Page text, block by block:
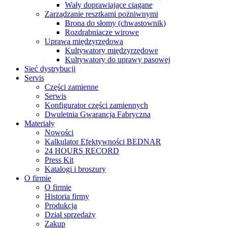
Wały doprawiające ciągane
Zarządzanie resztkami pożniwnymi
Brona do słomy (chwastownik)
Rozdrabniacze wirowe
Uprawa międzyrzędowa
Kultywatory międzyrzędowe
Kultywatory do uprawy pasowej
Sieć dystrybucji
Servis
Części zamienne
Serwis
Konfigurator części zamiennych
Dwuletnia Gwarancja Fabryczna
Materiały
Nowości
Kalkulator Efektywności BEDNAR
24 HOURS RECORD
Press Kit
Katalogi i broszury
O firmie
O firmie
Historia firmy
Produkcja
Dział sprzedaży
Zakup